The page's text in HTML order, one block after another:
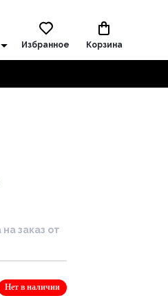
Избранное Корзина
заказ от
Нет в наличии